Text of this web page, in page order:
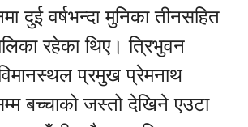
दुई वर्षभन्दा मुनिका तीनसहित
रहेका थिए। त्रिभुवन
विमानस्थल प्रमुख प्रेमनाथ
बच्चाको जस्तो देखिने एउटा